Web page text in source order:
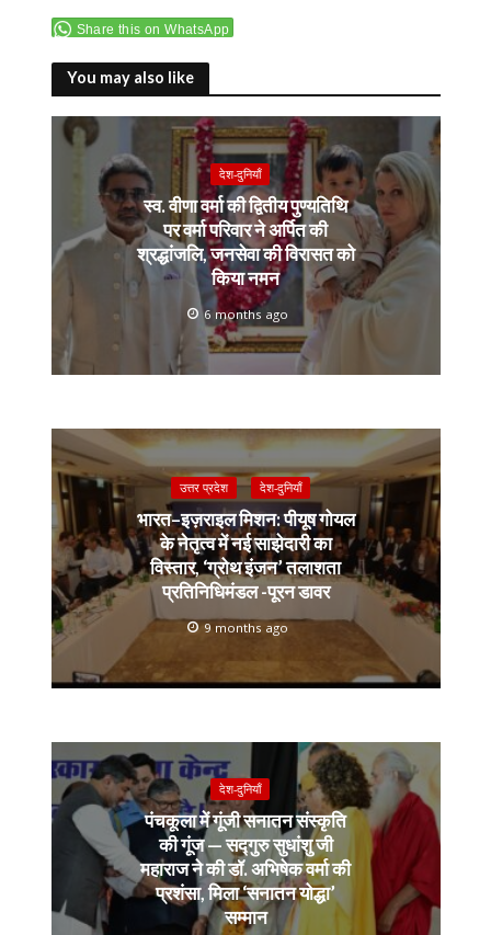
e
b
o
o
k
itt
er
p
y
Li
n
k
at
A
p
p
a
m
Share this on WhatsApp
You may also like
देश-दुनियाँ
स्व. वीणा वर्मा की द्वितीय पुण्यतिथि
पर वर्मा परिवार ने अर्पित की
श्रद्धांजलि, जनसेवा की विरासत को
किया नमन
6 months ago
उत्तर प्रदेश देश-दुनियाँ
भारत–इज़राइल मिशन: पीयूष गोयल
के नेतृत्व में नई साझेदारी का
विस्तार, ‘ग्रोथ इंजन’ तलाशता
प्रतिनिधिमंडल -पूरन डावर
9 months ago
देश-दुनियाँ
पंचकूला में गूंजी सनातन संस्कृति
की गूंज — सद्गुरु सुधांशु जी
महाराज ने की डॉ. अभिषेक वर्मा की
प्रशंसा, मिला ‘सनातन योद्धा’
सम्मान